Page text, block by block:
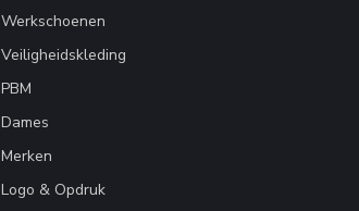
Werkschoenen
Veiligheidskleding
PBM
Dames
Merken
Logo & Opdruk